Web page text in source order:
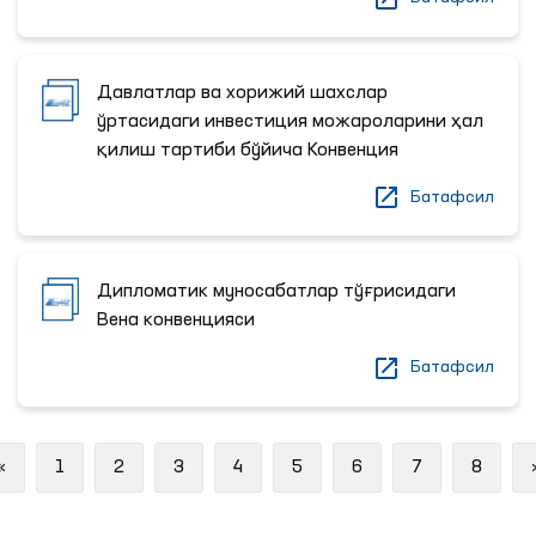
Давлатлар ва хорижий шахслар
ўртасидаги инвестиция можароларини ҳал
қилиш тартиби бўйича Конвенция
Батафсил
Дипломатик муносабатлар тўғрисидаги
Вена конвенцияси
Батафсил
Previous
1 2 3 4 5 6 7 8